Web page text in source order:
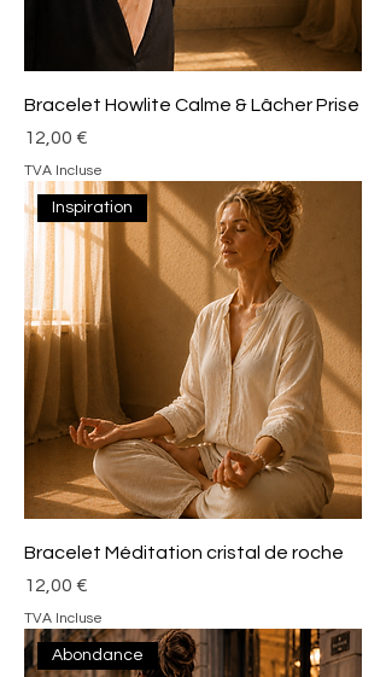
Bracelet Howlite Calme & Lâcher Prise
Prix
12,00 €
TVA Incluse
Inspiration
Bracelet Méditation cristal de roche
Prix
12,00 €
TVA Incluse
Abondance